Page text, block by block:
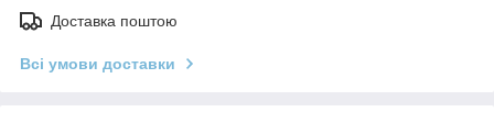
Доставка поштою
Всі умови доставки